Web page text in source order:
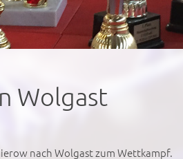
Wolgast
nach Wolgast zum Wettkampf.